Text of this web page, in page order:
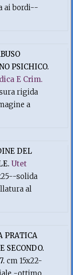
ai bordi--
PSICHICO.
E Crim.
rigida
a
DEL
Utet
solida
al
PRATICA
SECONDO.
cm 15x22-